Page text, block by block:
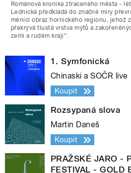
Románová kronika ztraceného města -
Lednická předkládá do značné míry
měnící obraz hornického regionu, jehož
překrývá tlustá vrstva mýtů a
zemi a rudém kraji“.
1. Symfonická
Chinaski a SOČR live
Koupit
Rozsypaná slova
Martin Daneš
Koupit
PRAŽSKÉ JARO -
FESTIVAL - GOLD